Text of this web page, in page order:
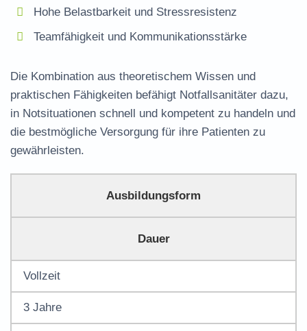
Hohe Belastbarkeit und Stressresistenz
Teamfähigkeit und Kommunikationsstärke
Die Kombination aus theoretischem Wissen und
praktischen Fähigkeiten befähigt Notfallsanitäter dazu,
in Notsituationen schnell und kompetent zu handeln und
die bestmögliche Versorgung für ihre Patienten zu
gewährleisten.
Ausbildungsform
Dauer
Vollzeit
3 Jahre